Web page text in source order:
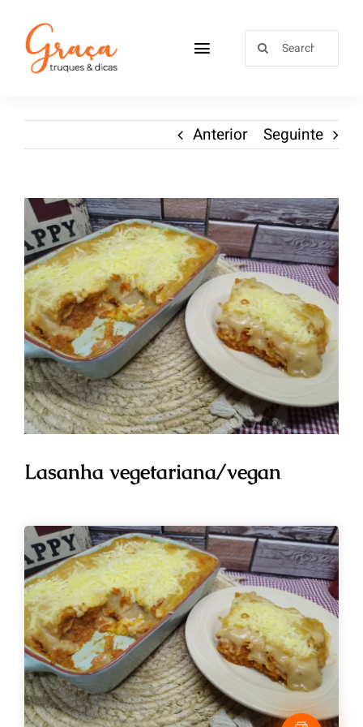
Receitas
Sobre
Loja
Blog
Contactos
Anterior Seguinte
Lasanha vegetariana/vegan